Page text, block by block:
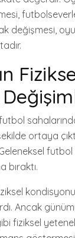
değişmesi,
ortaya
futbol
bıraktı.
Ancak
fiziksel